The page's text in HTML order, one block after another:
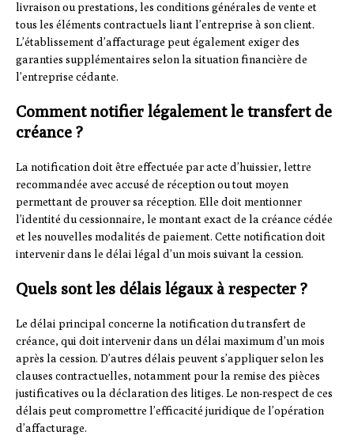
livraison ou prestations, les conditions générales de vente et
tous les éléments contractuels liant l’entreprise à son client.
L’établissement d’affacturage peut également exiger des
garanties supplémentaires selon la situation financière de
l’entreprise cédante.
Comment notifier légalement le transfert de
créance ?
La notification doit être effectuée par acte d’huissier, lettre
recommandée avec accusé de réception ou tout moyen
permettant de prouver sa réception. Elle doit mentionner
l’identité du cessionnaire, le montant exact de la créance cédée
et les nouvelles modalités de paiement. Cette notification doit
intervenir dans le délai légal d’un mois suivant la cession.
Quels sont les délais légaux à respecter ?
Le délai principal concerne la notification du transfert de
créance, qui doit intervenir dans un délai maximum d’un mois
après la cession. D’autres délais peuvent s’appliquer selon les
clauses contractuelles, notamment pour la remise des pièces
justificatives ou la déclaration des litiges. Le non-respect de ces
délais peut compromettre l’efficacité juridique de l’opération
d’affacturage.